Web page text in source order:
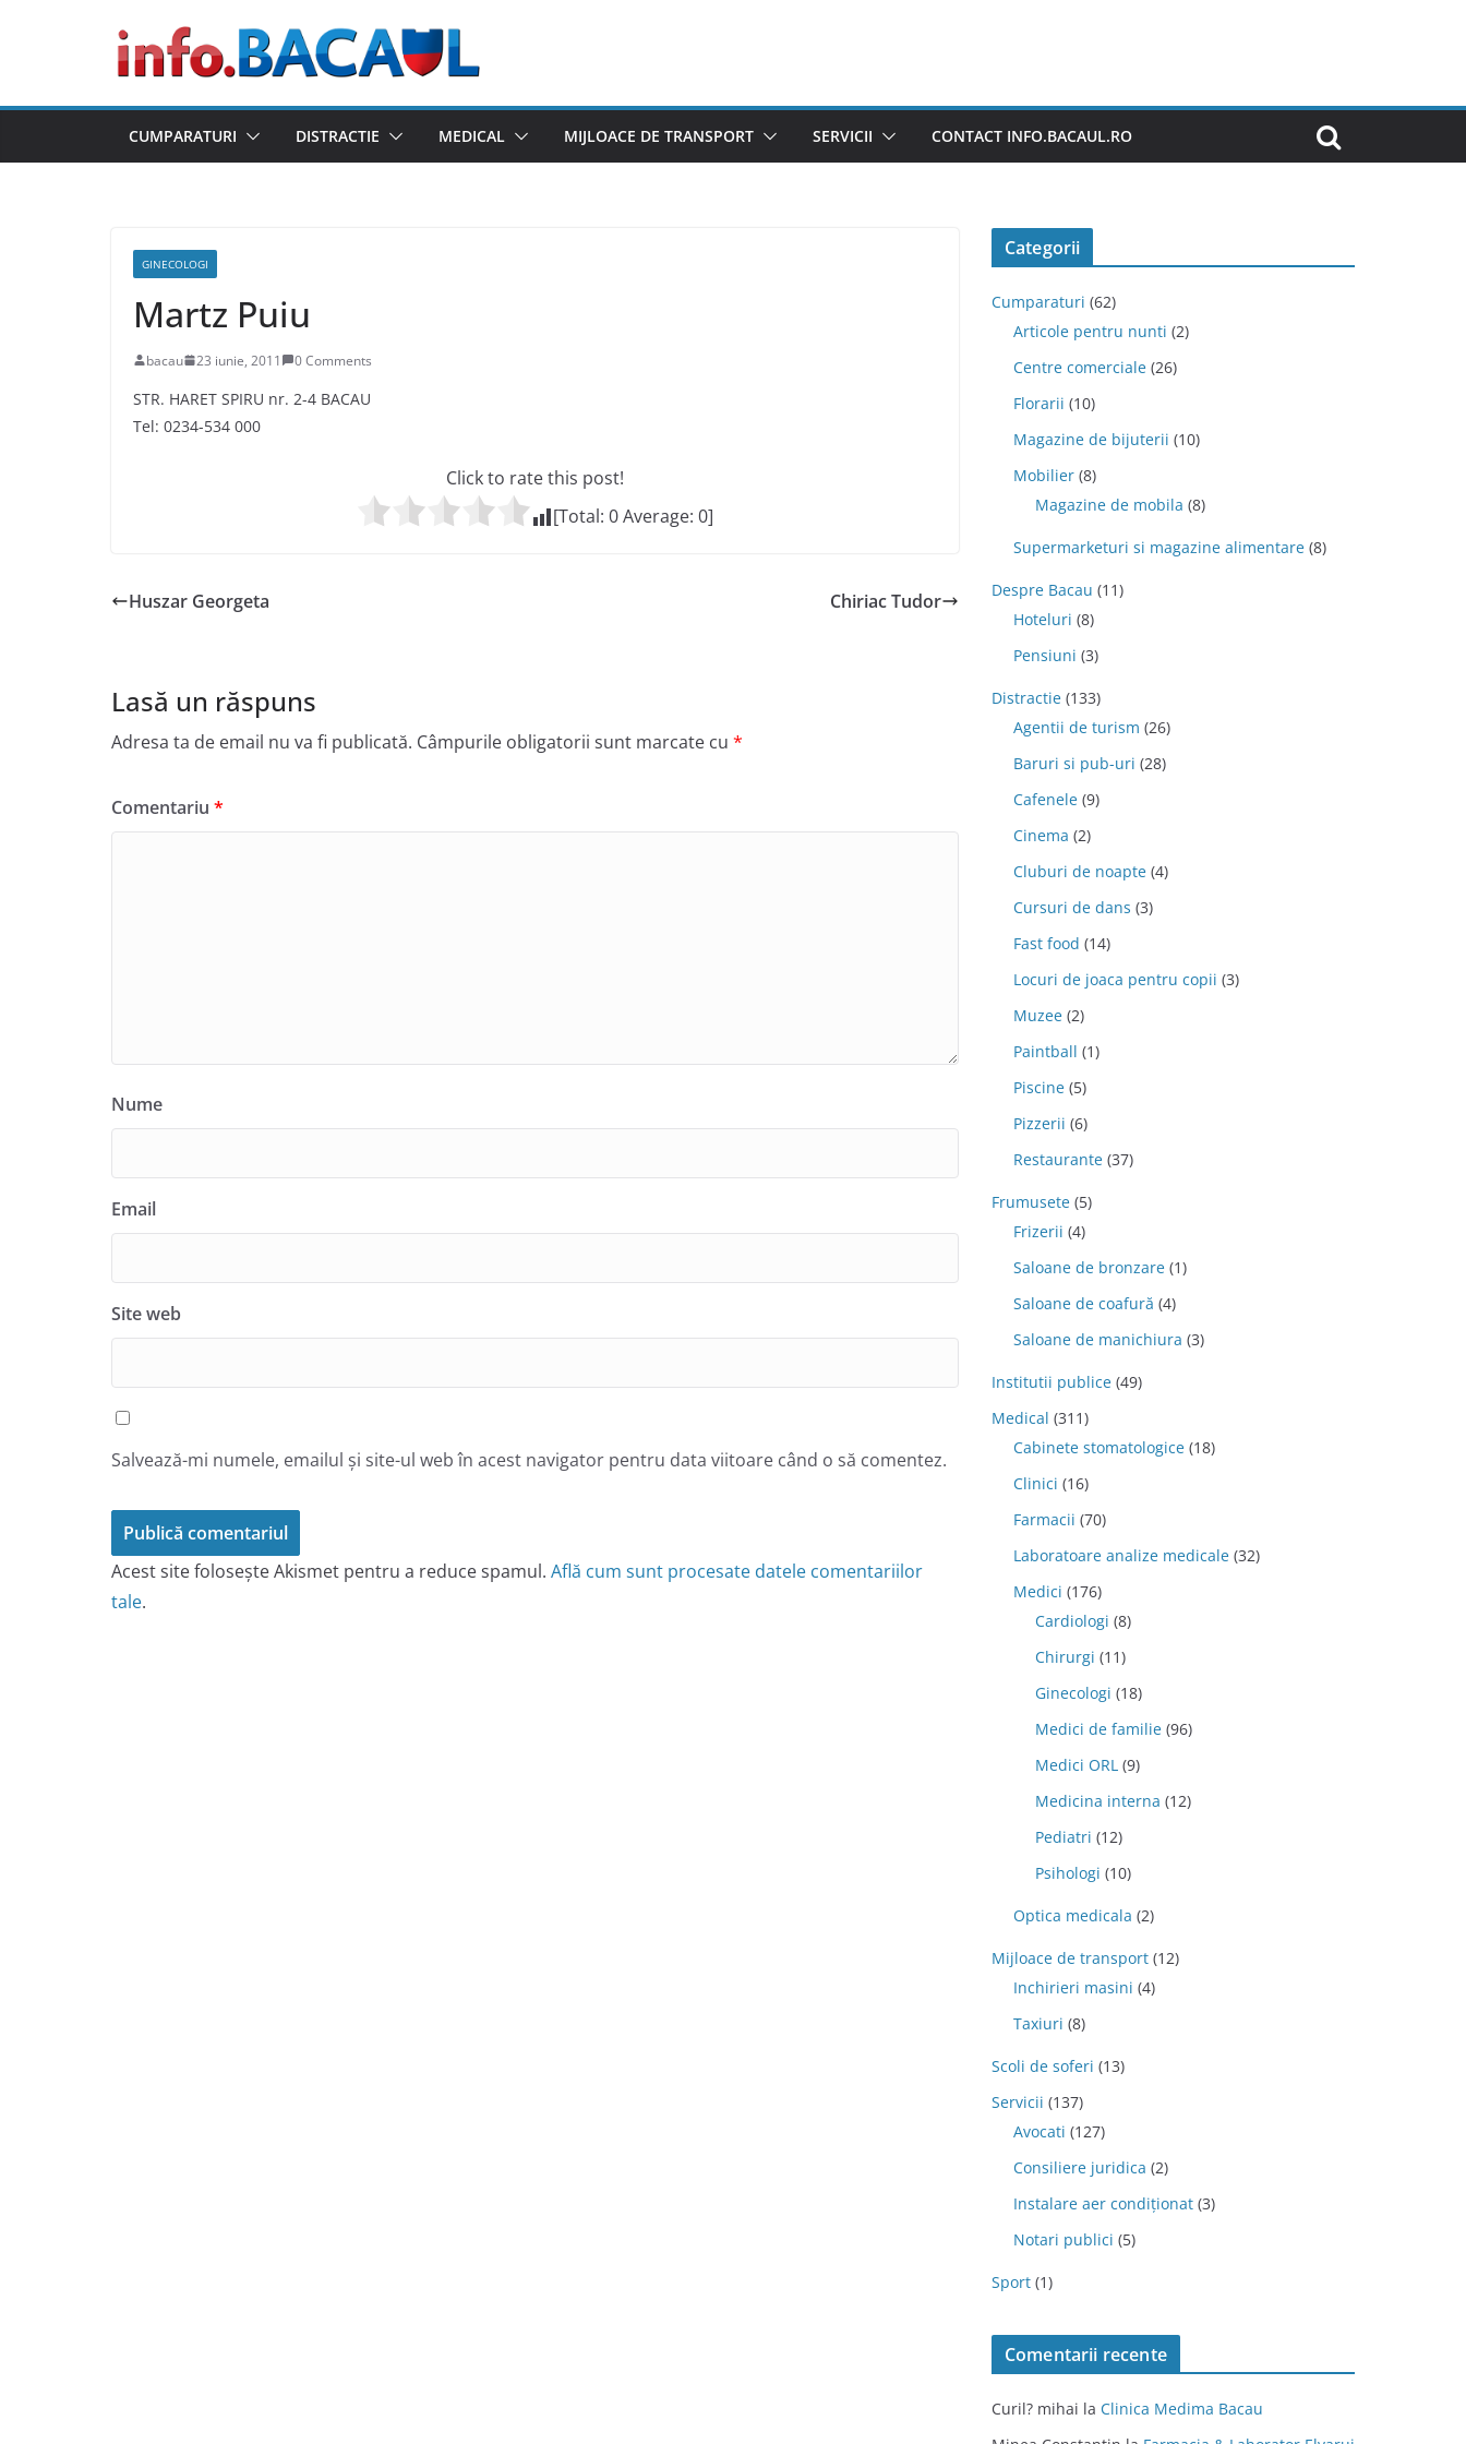
CUMPARATURI DISTRACTIE MEDICAL MIJLOACE DE TRANSPORT SERVICII CONTACT INFO.BACAUL.RO
GINECOLOGI
Martz Puiu
bacau 23 iunie, 2011 0 Comments
STR. HARET SPIRU nr. 2-4 BACAU
Tel: 0234-534 000
Click to rate this post!
[Total: 0Average: 0]
Huszar Georgeta Chiriac Tudor
Lasă un răspuns
Adresa ta de email nu va fi publicată. Câmpurile obligatorii sunt marcate cu *
Comentariu *
Nume
Email
Site web
Salvează-mi numele, emailul și site-ul web în acest navigator pentru data viitoare când o să comentez.
Acest site folosește Akismet pentru a reduce spamul. Află cum sunt procesate datele comentariilor
tale.
Categorii
Cumparaturi (62)
Articole pentru nunti (2)
Centre comerciale (26)
Florarii (10)
Magazine de bijuterii (10)
Mobilier (8)
Magazine de mobila (8)
Supermarketuri si magazine alimentare (8)
Despre Bacau (11)
Hoteluri (8)
Pensiuni (3)
Distractie (133)
Agentii de turism (26)
Baruri si pub-uri (28)
Cafenele (9)
Cinema (2)
Cluburi de noapte (4)
Cursuri de dans (3)
Fast food (14)
Locuri de joaca pentru copii (3)
Muzee (2)
Paintball (1)
Piscine (5)
Pizzerii (6)
Restaurante (37)
Frumusete (5)
Frizerii (4)
Saloane de bronzare (1)
Saloane de coafură (4)
Saloane de manichiura (3)
Institutii publice (49)
Medical (311)
Cabinete stomatologice (18)
Clinici (16)
Farmacii (70)
Laboratoare analize medicale (32)
Medici (176)
Cardiologi (8)
Chirurgi (11)
Ginecologi (18)
Medici de familie (96)
Medici ORL (9)
Medicina interna (12)
Pediatri (12)
Psihologi (10)
Optica medicala (2)
Mijloace de transport (12)
Inchirieri masini (4)
Taxiuri (8)
Scoli de soferi (13)
Servicii (137)
Avocati (127)
Consiliere juridica (2)
Instalare aer condiționat (3)
Notari publici (5)
Sport (1)
Comentarii recente
Curil? mihai la Clinica Medima Bacau